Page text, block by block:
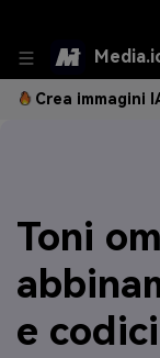
Crea immagini
Toni
e